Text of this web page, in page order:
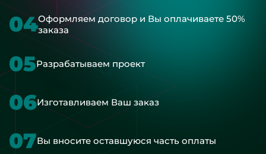
04Оформляем договор и Вы оплачиваете 50%
заказа
05Разрабатываем проект
06Изготавливаем Ваш заказ
07Вы вносите оставшуюся часть оплаты